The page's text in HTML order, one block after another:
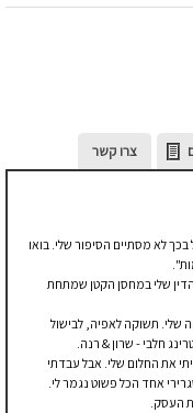
צרו קשר
לא מסתיים הסיפור שלי. בואו
שלי במחסן הקטן שמתחת
שלי. תשוקה לאפיה, לבישול
חלבי - שרון & רנה.
את החלום שלי. אבל עבדתי
אחד הכל פשוט נגמר לי.
העסק.